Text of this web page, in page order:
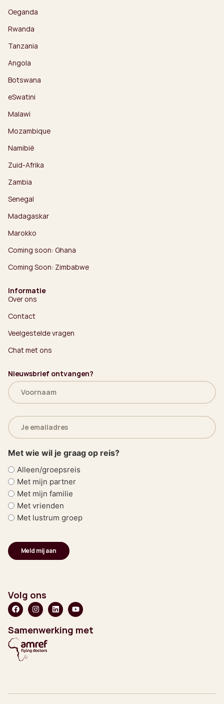
Oeganda
Rwanda
Tanzania
Angola
Botswana
eSwatini
Malawi
Mozambique
Namibië
Zuid-Afrika
Zambia
Senegal
Madagaskar
Marokko
Coming soon: Ghana
Coming Soon: Zimbabwe
Informatie
Over ons
Contact
Veelgestelde vragen
Chat met ons
Nieuwsbrief ontvangen?
Naam
(Vereist)
E-
mailadres
(Vereist)
Met wie wil je graag op reis?
Alleen/groepsreis
Met mijn partner
Met mijn familie
Met vrienden
Met lustrum groep
Volg ons
Samenwerking met